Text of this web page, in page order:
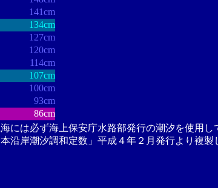
141cm
134cm
127cm
120cm
114cm
107cm
100cm
93cm
86cm
には必ず海上保安庁水路部発行の潮汐を使用し
岸潮汐調和定数」平成４年２月発行より複製